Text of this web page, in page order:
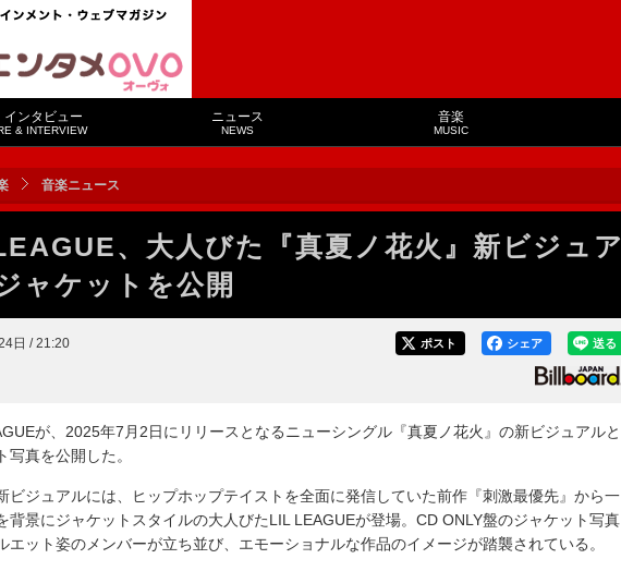
インタビュー
& INTERVIEW
ニュース
NEWS
音楽
MUSIC
音楽ニュース
、大人びた『真夏ノ花火』新ビジュア
ャケットを公開
日 / 21:20 送る
シェア
ポスト
が、2025年7月2日にリリースとなるニューシングル『真夏ノ花火』の新ビジュアルと
写真を公開した。
ジュアルには、ヒップホップテイストを全面に発信していた前作『刺激最優先』から一
背景にジャケットスタイルの大人びたLIL LEAGUEが登場。CD ONLY盤のジャケット写真
エット姿のメンバーが立ち並び、エモーショナルな作品のイメージが踏襲されている。